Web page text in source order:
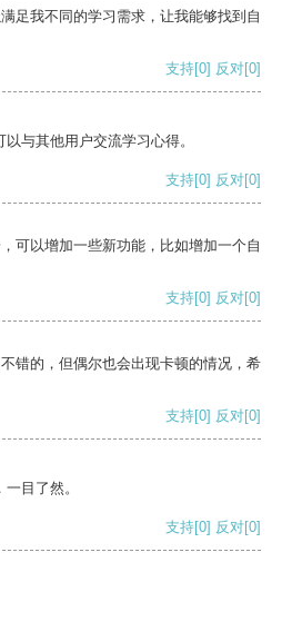
足我不同的学习需求，让我能够找到自
支持[0] 反对[0]
与其他用户交流学习心得。
支持[0] 反对[0]
可以增加一些新功能，比如增加一个自
支持[0] 反对[0]
错的，但偶尔也会出现卡顿的情况，希
支持[0] 反对[0]
目了然。
支持[0] 反对[0]